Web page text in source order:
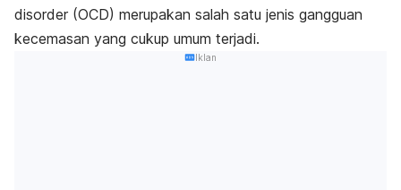
disorder (OCD) merupakan salah satu jenis gangguan
kecemasan yang cukup umum terjadi.
Iklan